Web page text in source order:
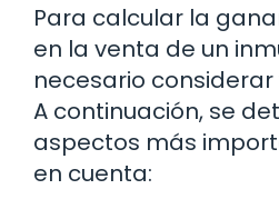
Para calcular la
en la venta de un
necesario
A continuación, se
aspectos más
en cuenta: